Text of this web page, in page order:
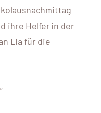
ihre Helfer in der
Lia für die